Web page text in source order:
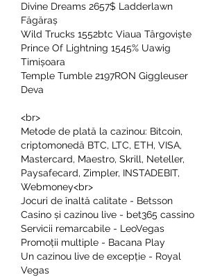
Divine Dreams 2657$ Ladderlawn
Făgăraș
Wild Trucks 1552btc Viaua Târgoviște
Prince Of Lightning 1545% Uawig
Timișoara
Temple Tumble 2197RON Giggleuser
Deva
<br>
Metode de plată la cazinou: Bitcoin,
criptomonedă BTC, LTC, ETH, VISA,
Mastercard, Maestro, Skrill, Neteller,
Paysafecard, Zimpler, INSTADEBIT,
Webmoney<br>
Jocuri de înaltă calitate - Betsson
Casino și cazinou live - bet365 cassino
Servicii remarcabile - LeoVegas
Promoții multiple - Bacana Play
Un cazinou live de excepție - Royal
Vegas